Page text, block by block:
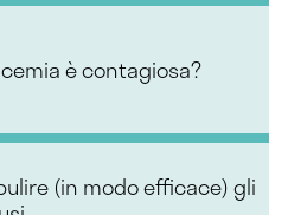
è contagiosa?
(in modo efficace) gli